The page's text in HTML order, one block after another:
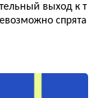
выход к т
спрята